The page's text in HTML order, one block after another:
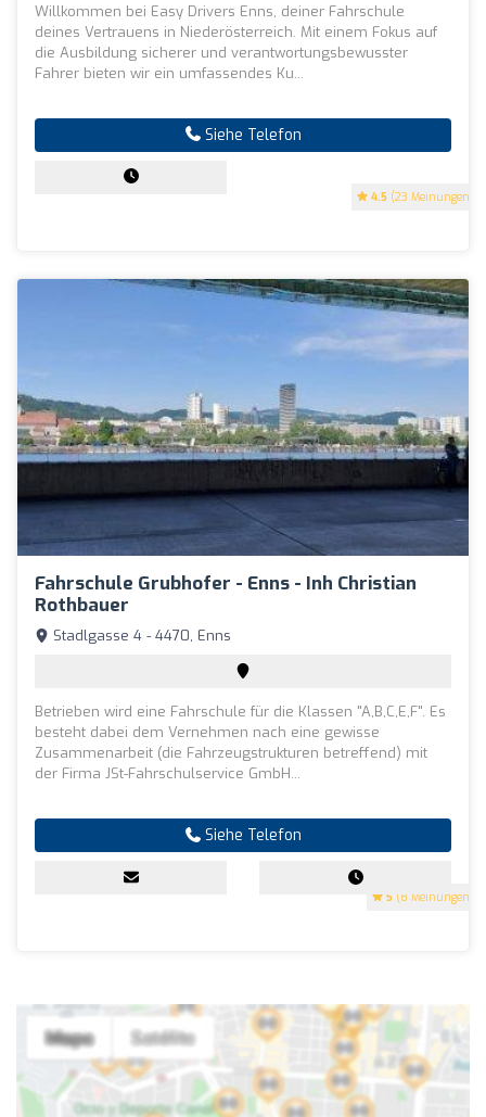
4.5 (23 Meinungen)
Willkommen bei Easy Drivers Enns, deiner Fahrschule
deines Vertrauens in Niederösterreich. Mit einem Fokus auf
die Ausbildung sicherer und verantwortungsbewusster
Fahrer bieten wir ein umfassendes Ku...
Siehe Telefon
Fahrschule Grubhofer - Enns - Inh Christian
Rothbauer
5 (8 Meinungen)
Stadlgasse 4 - 4470, Enns
Betrieben wird eine Fahrschule für die Klassen "A,B,C,E,F". Es
besteht dabei dem Vernehmen nach eine gewisse
Zusammenarbeit (die Fahrzeugstrukturen betreffend) mit
der Firma JSt-Fahrschulservice GmbH...
Siehe Telefon